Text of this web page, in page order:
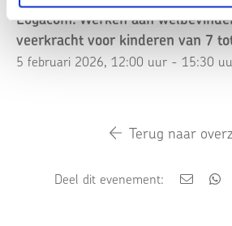
Logacom: Werken aan
veerkracht voor kinderen van 7
5 februari 2026, 12:00 uur - 15:30
Terug naar
Deel dit evenement: